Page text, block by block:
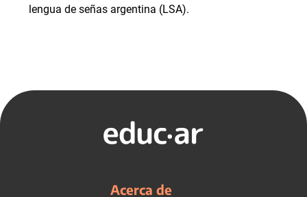
lengua de señas argentina (LSA).
Acerca de